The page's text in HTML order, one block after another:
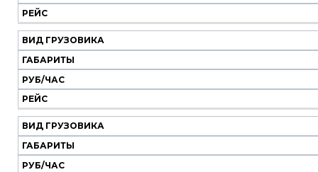
Вид
грузовика
Габариты
Руб/
час
Рейс
РЕЙС
ВИД ГРУЗОВИКА
ГАБАРИТЫ
РУБ/ЧАС
РЕЙС
ВИД ГРУЗОВИКА
ГАБАРИТЫ
РУБ/ЧАС